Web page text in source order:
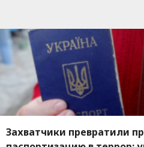
Захватчики превратили